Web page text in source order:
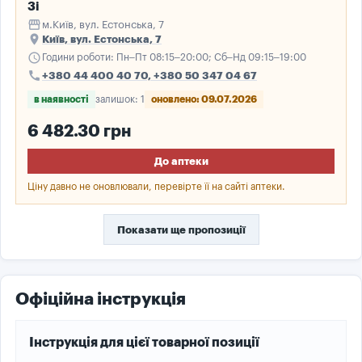
3і
storefront м.Київ, вул. Естонська, 7
place Київ, вул. Естонська, 7
schedule Години роботи: Пн–Пт 08:15–20:00; Сб–Нд 09:15–19:00
call +380 44 400 40 70, +380 50 347 04 67
в наявності залишок: 1 оновлено: 09.07.2026
6 482.30 грн
До аптеки
Ціну давно не оновлювали, перевірте її на сайті аптеки.
Показати ще пропозиції
Офіційна інструкція
Інструкція для цієї товарної позиції